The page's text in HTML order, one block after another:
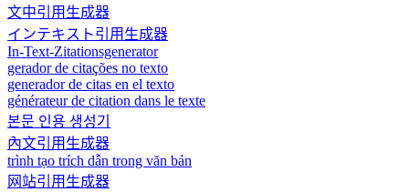
文中引用生成器
インテキスト引用生成器
In-Text-Zitationsgenerator
gerador de citações no texto
generador de citas en el texto
générateur de citation dans le texte
본문 인용 생성기
內文引用生成器
trình tạo trích dẫn trong văn bản
网站引用生成器